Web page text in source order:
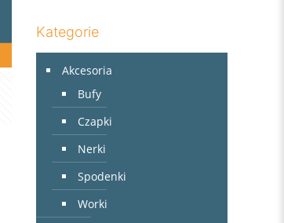
Kategorie
Akcesoria
Bufy
Czapki
Nerki
Spodenki
Worki